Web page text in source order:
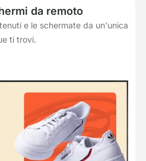
da remoto
e le schermate da un'unica
ti trovi.